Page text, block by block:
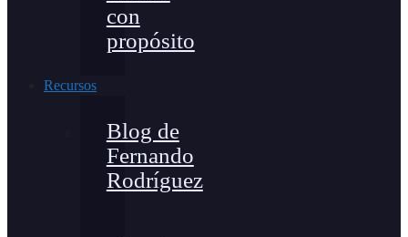
con
propósito
Recursos
Blog de
Fernando
Rodríguez